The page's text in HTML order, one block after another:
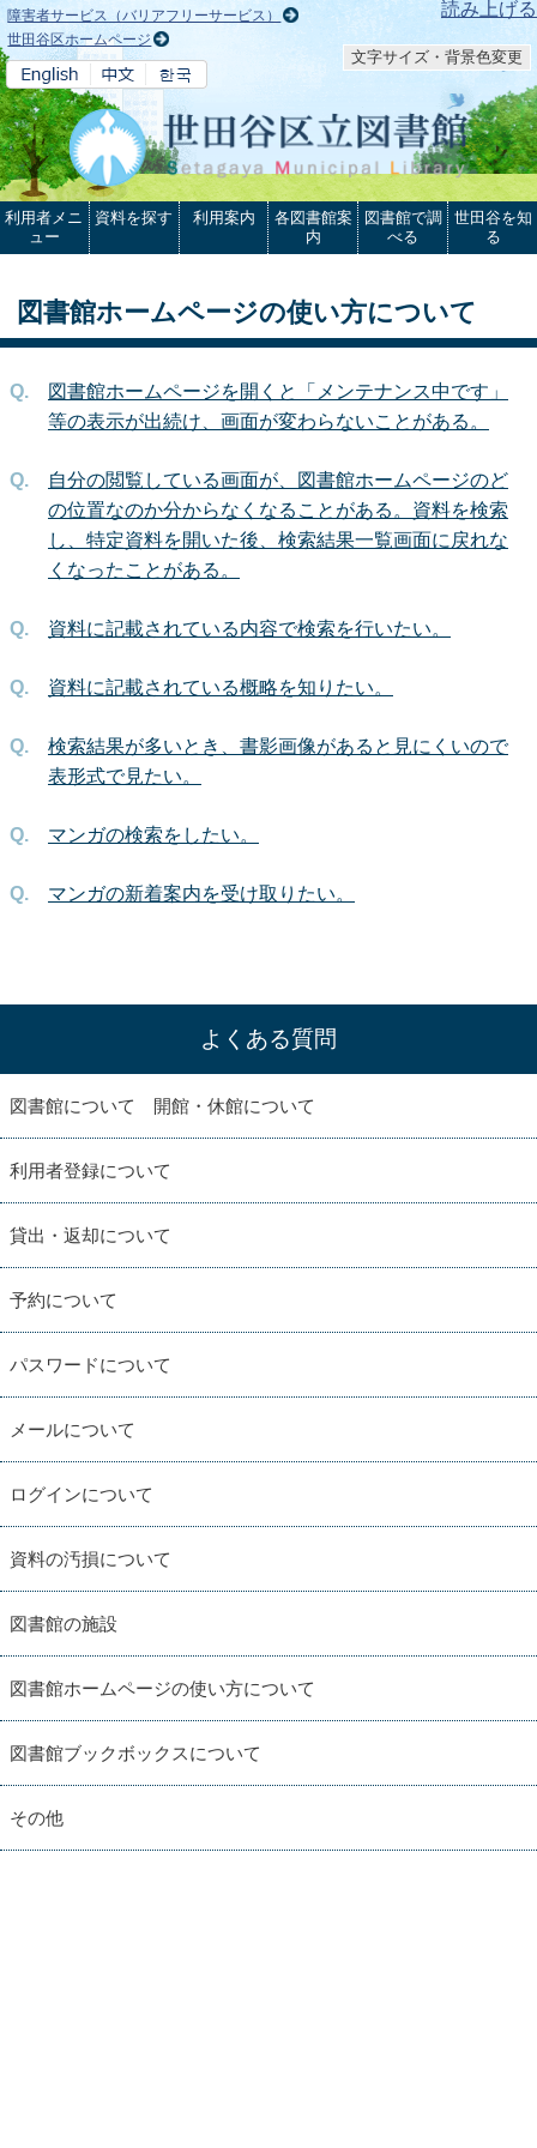
本文へ 読み上げる
障害者サービス（バリアフリーサービス）
世田谷区ホームページ
文字サイズ・背景色変更
利用者メニ
ュー
資料を探す 利用案内
各図書館案
内
図書館で調
べる
世田谷を知
る
図書館ホームページの使い方について
図書館ホームページを開くと「メンテナンス中です」
等の表示が出続け、画面が変わらないことがある。
自分の閲覧している画面が、図書館ホームページのど
の位置なのか分からなくなることがある。資料を検索
し、特定資料を開いた後、検索結果一覧画面に戻れな
くなったことがある。
資料に記載されている内容で検索を行いたい。
資料に記載されている概略を知りたい。
検索結果が多いとき、書影画像があると見にくいので
表形式で見たい。
マンガの検索をしたい。
マンガの新着案内を受け取りたい。
よくある質問
図書館について 開館・休館について
利用者登録について
貸出・返却について
予約について
パスワードについて
メールについて
ログインについて
資料の汚損について
図書館の施設
図書館ホームページの使い方について
図書館ブックボックスについて
その他